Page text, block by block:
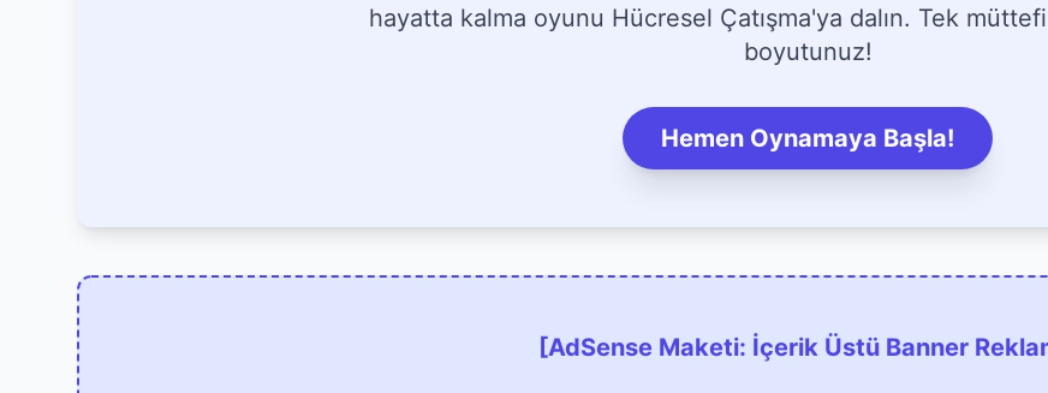
hayatta kalma oyunu Hücresel Çatışma'ya dalın. Tek
boyutunuz!
Hemen Oynamaya Başla!
[AdSense Maketi: İçerik Üstü Banner